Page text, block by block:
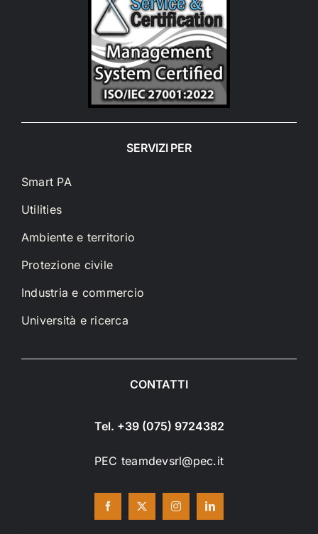
SERVIZI PER
Smart PA
Utilities
Ambiente e territorio
Protezione civile
Industria e commercio
Università e ricerca
CONTATTI
Tel. +39 (075) 9724382
PEC teamdevsrl@pec.it